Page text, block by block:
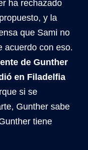
ha rechazado
y la
que Sami no
acuerdo con eso.
de Gunther
en Filadelfia
si se
Gunther sabe
tiene